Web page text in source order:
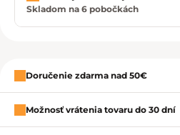
Zavrieť
Skladom na 6 pobočkách
Doručenie zdarma nad 50€
Možnosť vrátenia tovaru do 30 dní